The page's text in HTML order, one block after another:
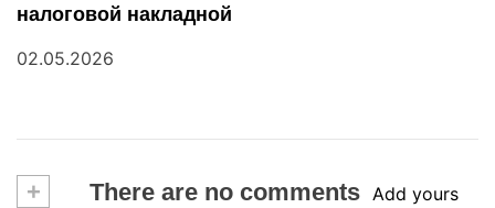
налоговой накладной
02.05.2026
+ There are no comments Add yours